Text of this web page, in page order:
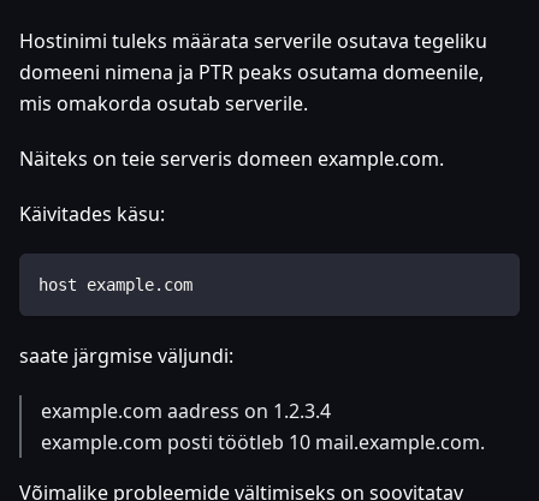
Hostinimi tuleks määrata serverile osutava tegeliku
domeeni nimena ja PTR peaks osutama domeenile,
mis omakorda osutab serverile.
Näiteks on teie serveris domeen example.com.
Käivitades käsu:
host example.com
saate järgmise väljundi:
example.com aadress on 1.2.3.4
example.com posti töötleb 10 mail.example.com.
Võimalike probleemide vältimiseks on soovitatav